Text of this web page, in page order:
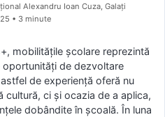
Alexandru Ioan Cuza, Galați
• 3 minute
mobilitățile școlare reprezintă
oportunități de dezvoltare
de experiență oferă nu
ci și ocazia de a aplica,
dobândite în școală. În luna